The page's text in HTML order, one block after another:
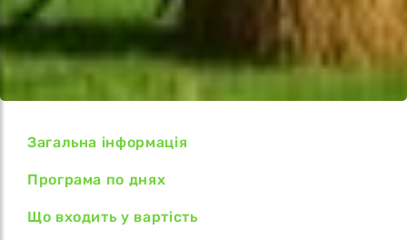
Загальна інформація
Програма по днях
Що входить у вартість